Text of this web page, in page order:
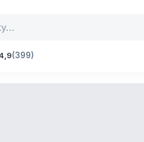
(399)